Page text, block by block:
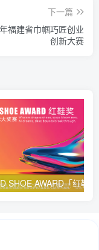
下一篇
福建省巾帼巧匠创业
创新大赛